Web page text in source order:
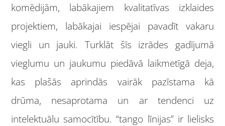
komēdijām, labākajiem kvalitatīvas izklaides
projektiem, labākajai iespējai pavadīt vakaru
viegli un jauki. Turklāt šīs izrādes gadījumā
vieglumu un jaukumu piedāvā laikmetīgā deja,
kas plašās aprindās vairāk pazīstama kā
drūma, nesaprotama un ar tendenci uz
intelektuālu samocītību. “tango līnijas” ir lielisks